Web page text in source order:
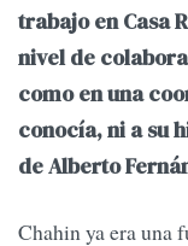
trabajo en Casa
nivel de
como en una
conocía, ni a su
de Alberto
Chahin ya era una